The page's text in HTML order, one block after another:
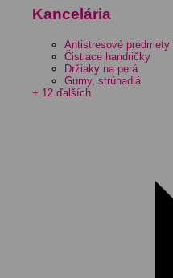
Kancelária
Antistresové predmety
Čistiace handričky
Držiaky na perá
Gumy, strúhadlá
+ 12 ďalších